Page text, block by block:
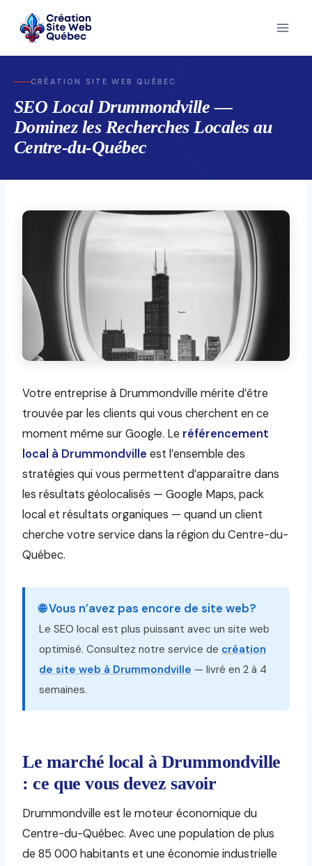
content
CRÉATION SITE WEB QUÉBEC
SEO Local Drummondville —
Dominez les Recherches Locales au
Centre-du-Québec
Votre entreprise à Drummondville mérite d’être
trouvée par les clients qui vous cherchent en ce
moment même sur Google. Le référencement
local à Drummondville est l’ensemble des
stratégies qui vous permettent d’apparaître dans
les résultats géolocalisés — Google Maps, pack
local et résultats organiques — quand un client
cherche votre service dans la région du Centre-du-
Québec.
🌐 Vous n’avez pas encore de site web?
Le SEO local est plus puissant avec un site web
optimisé. Consultez notre service de création
de site web à Drummondville — livré en 2 à 4
semaines.
Le marché local à Drummondville
: ce que vous devez savoir
Drummondville est le moteur économique du
Centre-du-Québec. Avec une population de plus
de 85 000 habitants et une économie industrielle